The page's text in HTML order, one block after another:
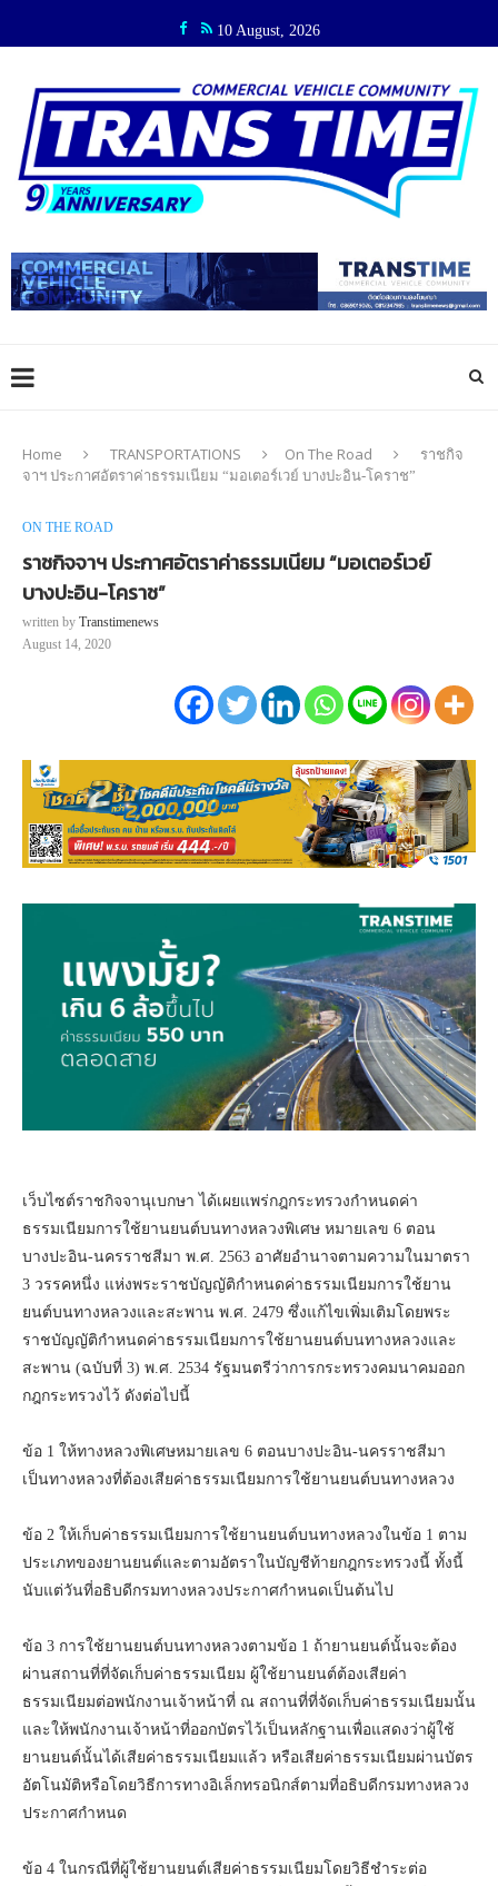
10 August, 2026
Home TRANSPORTATIONS On The Road
ราชกิจ
จาฯ ประกาศอัตราค่าธรรมเนียม “มอเตอร์เวย์ บางปะอิน-โคราช”
ON THE ROAD
ราชกิจจาฯ ประกาศอัตราค่าธรรมเนียม “มอเตอร์เวย์
บางปะอิน-โคราช”
written by Transtimenews
August 14, 2020
เว็บไซต์ราชกิจจานุเบกษา ได้เผยแพร่กฎกระทรวงกำหนดค่า
ธรรมเนียมการใช้ยานยนต์บนทางหลวงพิเศษ หมายเลข 6 ตอน
บางปะอิน-นครราชสีมา พ.ศ. 2563 อาศัยอำนาจตามความในมาตรา
3 วรรคหนึ่ง แห่งพระราชบัญญัติกำหนดค่าธรรมเนียมการใช้ยาน
ยนต์บนทางหลวงและสะพาน พ.ศ. 2479 ซึ่งแก้ไขเพิ่มเติมโดยพระ
ราชบัญญัติกำหนดค่าธรรมเนียมการใช้ยานยนต์บนทางหลวงและ
สะพาน (ฉบับที่ 3) พ.ศ. 2534 รัฐมนตรีว่าการกระทรวงคมนาคมออก
กฎกระทรวงไว้ ดังต่อไปนี้
ข้อ 1 ให้ทางหลวงพิเศษหมายเลข 6 ตอนบางปะอิน-นครราชสีมา
เป็นทางหลวงที่ต้องเสียค่าธรรมเนียมการใช้ยานยนต์บนทางหลวง
ข้อ 2 ให้เก็บค่าธรรมเนียมการใช้ยานยนต์บนทางหลวงในข้อ 1 ตาม
ประเภทของยานยนต์และตามอัตราในบัญชีท้ายกฎกระทรวงนี้ ทั้งนี้
นับแต่วันที่อธิบดีกรมทางหลวงประกาศกำหนดเป็นต้นไป
ข้อ 3 การใช้ยานยนต์บนทางหลวงตามข้อ 1 ถ้ายานยนต์นั้นจะต้อง
ผ่านสถานที่ที่จัดเก็บค่าธรรมเนียม ผู้ใช้ยานยนต์ต้องเสียค่า
ธรรมเนียมต่อพนักงานเจ้าหน้าที่ ณ สถานที่ที่จัดเก็บค่าธรรมเนียมนั้น
และให้พนักงานเจ้าหน้าที่ออกบัตรไว้เป็นหลักฐานเพื่อแสดงว่าผู้ใช้
ยานยนต์นั้นได้เสียค่าธรรมเนียมแล้ว หรือเสียค่าธรรมเนียมผ่านบัตร
อัตโนมัติหรือโดยวิธีการทางอิเล็กทรอนิกส์ตามที่อธิบดีกรมทางหลวง
ประกาศกำหนด
ข้อ 4 ในกรณีที่ผู้ใช้ยานยนต์เสียค่าธรรมเนียมโดยวิธีชำระต่อ